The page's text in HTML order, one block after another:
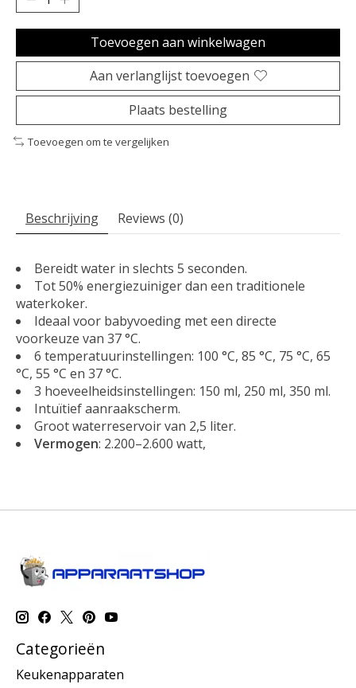
Toevoegen aan winkelwagen
Aan verlanglijst toevoegen
Plaats bestelling
Toevoegen om te vergelijken
Beschrijving Reviews (0)
Bereidt water in slechts 5 seconden.
Tot 50% energiezuiniger dan een traditionele
waterkoker.
Ideaal voor babyvoeding met een directe
voorkeuze van 37 °C.
6 temperatuurinstellingen: 100 °C, 85 °C, 75 °C, 65
°C, 55 °C en 37 °C.
3 hoeveelheidsinstellingen: 150 ml, 250 ml, 350 ml.
Intuïtief aanraakscherm.
Groot waterreservoir van 2,5 liter.
Vermogen: 2.200–2.600 watt,
Categorieën
Keukenapparaten